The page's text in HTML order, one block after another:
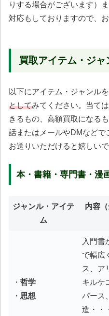
りする場合がございます）
対応もしておりますので、
買取アイテム・ジャ
以下にアイテム・ジャンル
としてみてください。当て
きるもの、高額買取になる
話またはメールやDMなどで
お送りいただけると嬉しいで
本・書籍・専門書・漫
ジャンル・アイテ
ム
内容
・哲学
・思想
入門書
で幅広
ス、ア
キルケ
パース
造・・